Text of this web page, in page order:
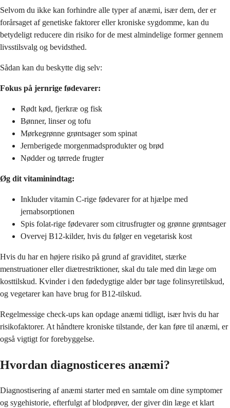
Selvom du ikke kan forhindre alle typer af anæmi, især dem, der er
forårsaget af genetiske faktorer eller kroniske sygdomme, kan du
betydeligt reducere din risiko for de mest almindelige former gennem
livsstilsvalg og bevidsthed.
Sådan kan du beskytte dig selv:
Fokus på jernrige fødevarer:
Rødt kød, fjerkræ og fisk
Bønner, linser og tofu
Mørkegrønne grøntsager som spinat
Jernberigede morgenmadsprodukter og brød
Nødder og tørrede frugter
Øg dit vitaminindtag:
Inkluder vitamin C-rige fødevarer for at hjælpe med
jernabsorptionen
Spis folat-rige fødevarer som citrusfrugter og grønne grøntsager
Overvej B12-kilder, hvis du følger en vegetarisk kost
Hvis du har en højere risiko på grund af graviditet, stærke
menstruationer eller diætrestriktioner, skal du tale med din læge om
kosttilskud. Kvinder i den fødedygtige alder bør tage folinsyretilskud,
og vegetarer kan have brug for B12-tilskud.
Regelmessige check-ups kan opdage anæmi tidligt, især hvis du har
risikofaktorer. At håndtere kroniske tilstande, der kan føre til anæmi, er
også vigtigt for forebyggelse.
Hvordan diagnosticeres anæmi?
Diagnostisering af anæmi starter med en samtale om dine symptomer
og sygehistorie, efterfulgt af blodprøver, der giver din læge et klart